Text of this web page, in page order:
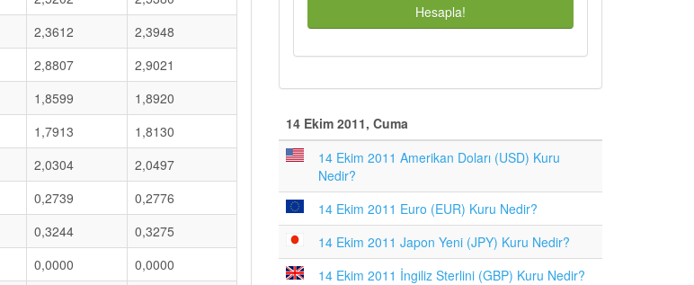
2,3612
2,3948
2,8807
2,9021
1,8599
1,8920
1,7913
1,8130
2,0304
2,0497
0,2739
0,2776
0,3244
0,3275
0,0000
0,0000
Hesapla!
14 Ekim 2011, Cuma
14 Ekim 2011 Amerikan Doları (USD) Kuru
Nedir?
14 Ekim 2011 Euro (EUR) Kuru Nedir?
14 Ekim 2011 Japon Yeni (JPY) Kuru Nedir?
14 Ekim 2011 İngiliz Sterlini (GBP) Kuru Nedir?